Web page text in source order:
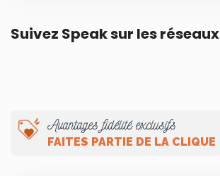
Suivez Speak sur les réseaux
Avantages fidélité exclusifs
FAITES PARTIE DE LA CLIQUE